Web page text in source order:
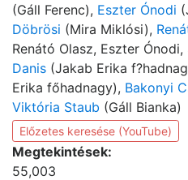
(Gáll Ferenc), Eszter Ónodi
Döbrösi (Mira Miklósi),
Renátó Olasz, Eszter
Danis (Jakab Erika
Erika főhadnagy), Bakonyi
Viktória Staub (Gáll Bianka)
Előzetes keresése (YouTube)
Megtekintések:
55,003